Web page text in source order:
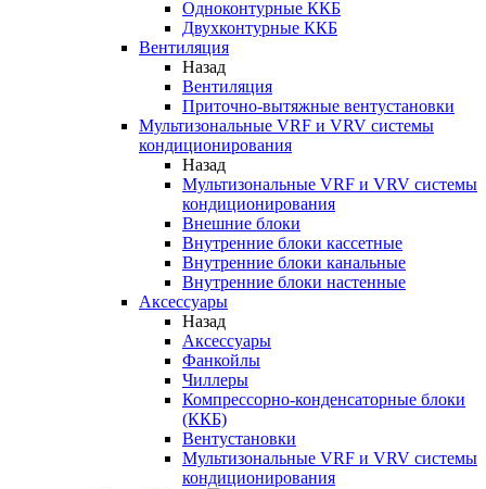
Одноконтурные ККБ
Двухконтурные ККБ
Вентиляция
Назад
Вентиляция
Приточно-вытяжные вентустановки
Мультизональные VRF и VRV системы
кондиционирования
Назад
Мультизональные VRF и VRV системы
кондиционирования
Внешние блоки
Внутренние блоки кассетные
Внутренние блоки канальные
Внутренние блоки настенные
Аксессуары
Назад
Аксессуары
Фанкойлы
Чиллеры
Компрессорно-конденсаторные блоки
(ККБ)
Вентустановки
Мультизональные VRF и VRV системы
кондиционирования